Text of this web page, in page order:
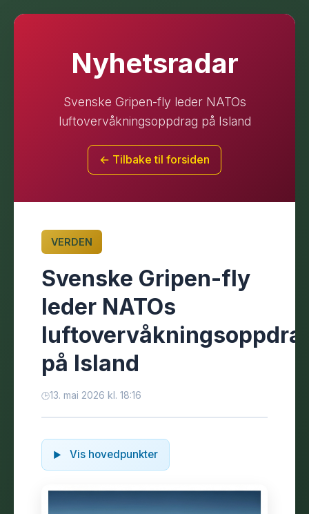
Nyhetsradar
Svenske Gripen-fly leder NATOs
luftovervåkningsoppdrag på Island
← Tilbake til forsiden
VERDEN
Svenske Gripen-fly
leder NATOs
på Island
13. mai 2026 kl. 18:16
Vis hovedpunkter